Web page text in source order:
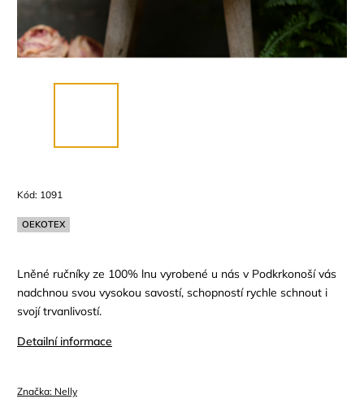
Kód: 1091
OEKOTEX
Lněné ručníky ze 100% lnu vyrobené u nás v Podkrkonoší vás
nadchnou svou vysokou savostí, schopností rychle schnout i
svojí trvanlivostí.
Detailní informace
Značka: Nelly